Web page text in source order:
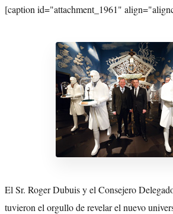
[caption id="attachment_1961"
El Sr. Roger Dubuis y el Consejero
tuvieron el orgullo de revelar el nuevo